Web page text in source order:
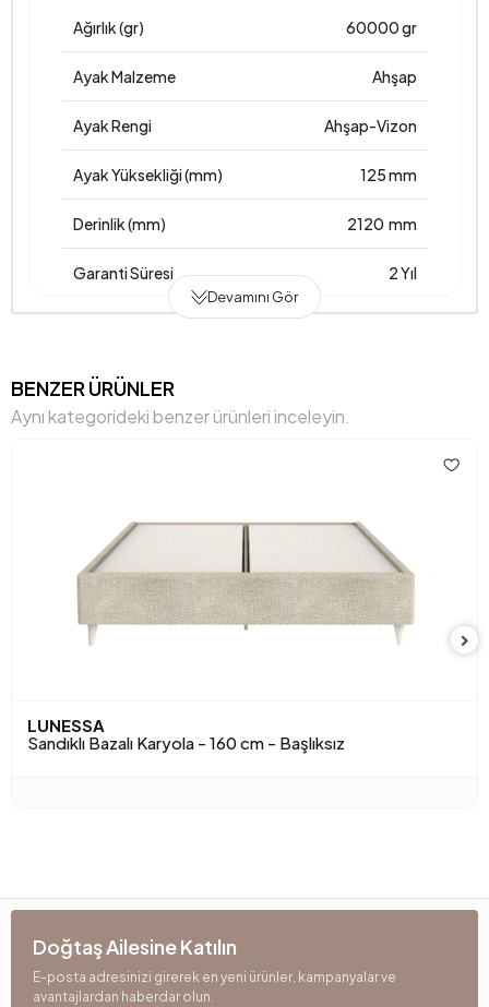
Ağırlık (gr) 60000 gr
Ayak Malzeme Ahşap
Ayak Rengi Ahşap-Vizon
Ayak Yüksekliği (mm) 125 mm
Derinlik (mm) 2120 mm
Garanti Süresi 2 Yıl
Hacim (m3) 0,262 m3
Yükseklik (mm) 420 mm
Anarenk Mürdüm
Kumaş Adı Nubuk Dokulu
Devamını Gör
BENZER ÜRÜNLER
Aynı kategorideki benzer ürünleri inceleyin.
LUNESSA
Sandıklı Bazalı Karyola - 160 cm - Başlıksız
Doğtaş Ailesine Katılın
E-posta adresinizi girerek en yeni ürünler, kampanyalar ve
avantajlardan haberdar olun.